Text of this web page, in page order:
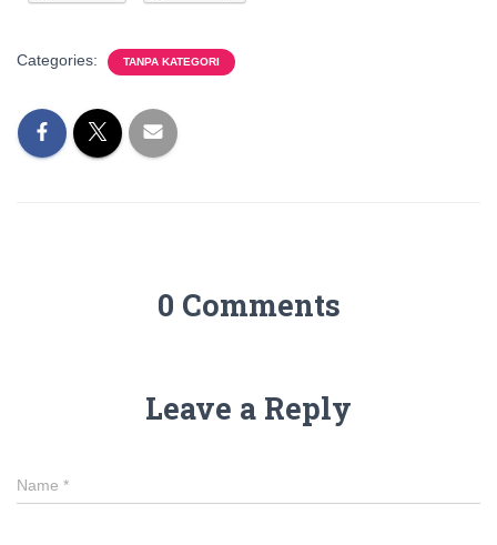
Categories: TANPA KATEGORI
0 Comments
Leave a Reply
Name *